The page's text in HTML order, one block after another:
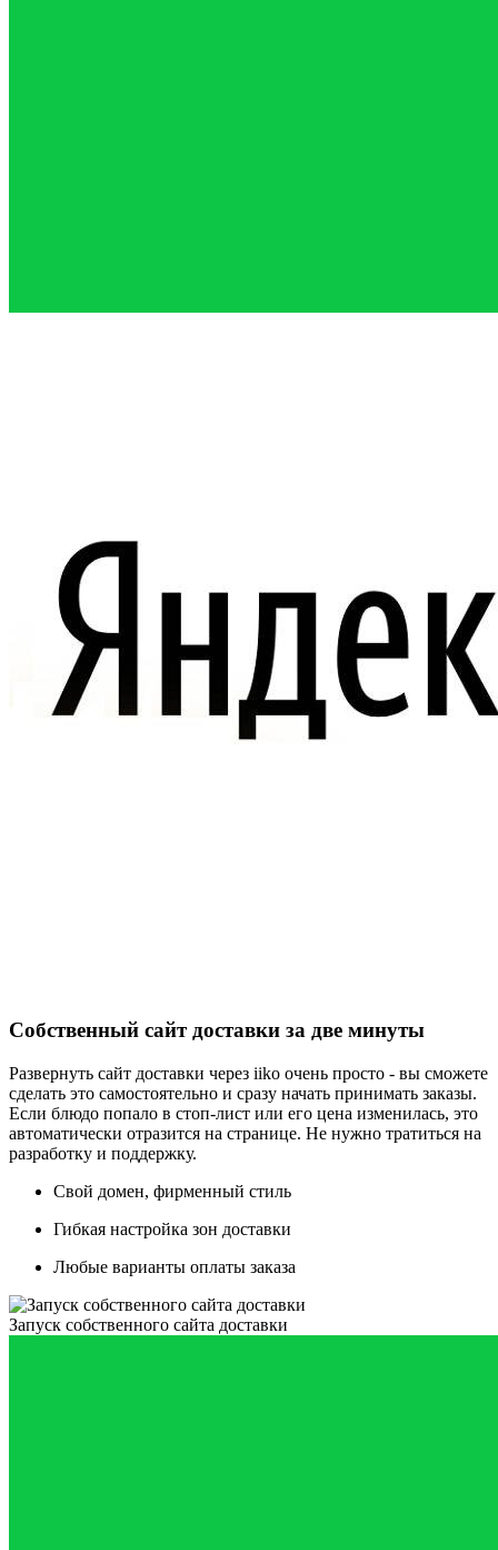
Собственный сайт доставки за две минуты
Развернуть сайт доставки через iiko очень просто - вы сможете
сделать это самостоятельно и сразу начать принимать заказы.
Если блюдо попало в стоп-лист или его цена изменилась, это
автоматически отразится на странице. Не нужно тратиться на
разработку и поддержку.
Свой домен, фирменный стиль
Гибкая настройка зон доставки
Любые варианты оплаты заказа
Запуск собственного сайта доставки